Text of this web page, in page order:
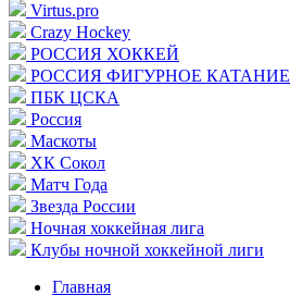
Virtus.pro
Crazy Hockey
РОССИЯ ХОККЕЙ
РОССИЯ ФИГУРНОЕ КАТАНИЕ
ПБК ЦСКА
Россия
Маскоты
ХК Сокол
Матч Года
Звезда России
Ночная хоккейная лига
Клубы ночной хоккейной лиги
Главная